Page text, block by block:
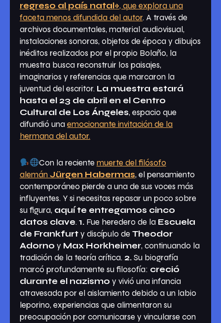
regreso al país natal», que explora una
faceta menos difundida del autor. A través de
archivos documentales, material audiovisual,
instalaciones sonoras, objetos de época y dibujos
inéditos realizados por el propio Bolaño, la
muestra busca reconstruir los paisajes,
imaginarios y referencias que marcaron la
juventud del escritor. La muestra estará
hasta el 23 de abril en el Centro
Cultural de Los Ángeles, espacio que
difundió una emocionante invitación de la
hermana del autor.
Con la reciente muerte del filósofo
alemán Jürgen Habermas, el pensamiento
contemporáneo pierde a una de sus voces más
influyentes. Y si necesitas repasar un poco sobre
su figura, aquí te entregamos cinco
datos clave. 1. Fue heredero de la Escuela
de Frankfurty discípulo de Theodor
Adorno y Max Horkheimer, continuando la
tradición de la teoría crítica. 2.Su biografía
marcó profundamente su filosofía: creció
durante el nazismo y vivió una infancia
atravesada por el aislamiento debido a un labio
leporino, experiencias que alimentaron su
preocupación por comunicarse y vincularse con